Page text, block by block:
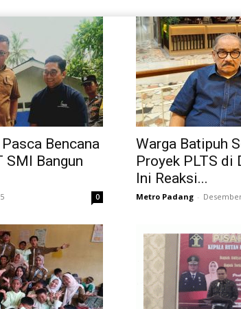
Bencana
SMI Bangun
0
Warga Batipuh
Proyek PLTS di
Ini Reaksi...
Metro Padang -